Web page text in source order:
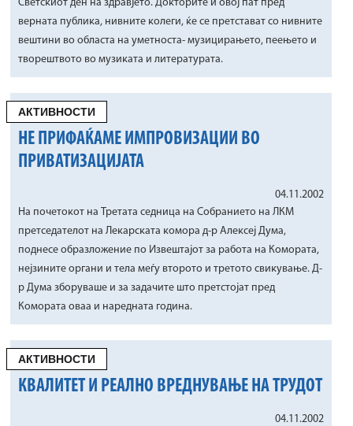
Светскиот ден на здравјето. Докторите и овој пат пред
верната публика, нивните колеги, ќе се претстават со нивните
вештини во областа на уметноста- музицирањето, пеењето и
творештвото во музиката и литературата.
АКТИВНОСТИ
НЕ ПРИФАЌАМЕ ИМПРОВИЗАЦИИ ВО
ПРИВАТИЗАЦИЈАТА
04.11.2002
На почетокот на Третата седница на Собранието на ЛКМ
претседателот на Лекарската комора д-р Алексеј Дума,
поднесе образложение по Извештајот за работа на Комората,
нејзините органи и тела меѓу второто и третото свикување. Д-
р Дума зборуваше и за задачите што претстојат пред
Комората оваа и наредната година.
АКТИВНОСТИ
КВАЛИТЕТ И РЕАЛНО ВРЕДНУВАЊЕ НА ТРУДОТ
04.11.2002